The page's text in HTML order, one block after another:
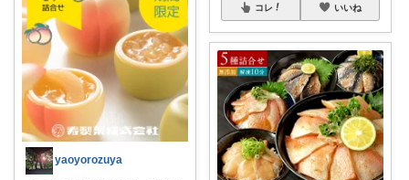
yaoyorozuya
コレ いいね